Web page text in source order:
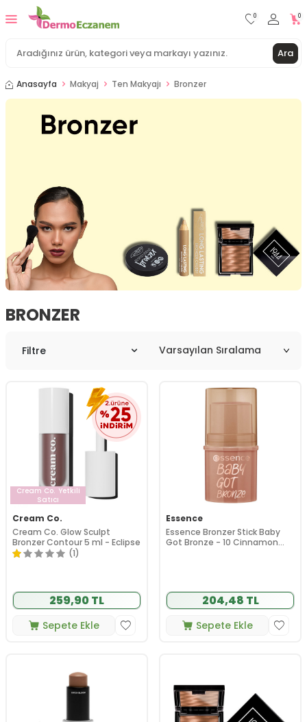
Ara
0 0
Anasayfa Makyaj Ten Makyajı Bronzer
BRONZER
Filtre
Cream Co. Yetkili
Satıcı
Cream Co.
Cream Co. Glow Sculpt
Bronzer Contour 5 ml - Eclipse
(1)
259,90 TL
Sepete Ekle
Essence
Essence Bronzer Stick Baby
Got Bronze - 10 Cinnamon
204,48 TL
Sepete Ekle